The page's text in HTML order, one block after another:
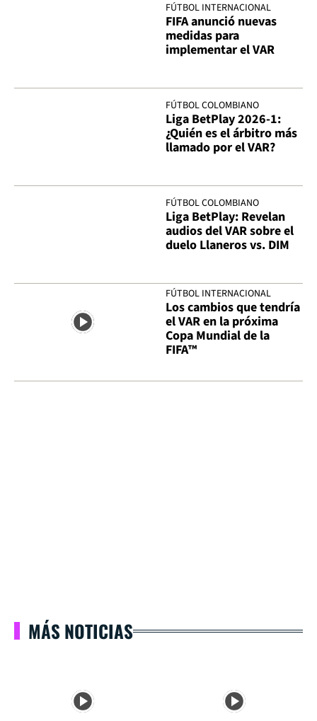
FÚTBOL INTERNACIONAL
FIFA anunció nuevas
medidas para
implementar el VAR
FÚTBOL COLOMBIANO
Liga BetPlay 2026-1:
¿Quién es el árbitro más
llamado por el VAR?
FÚTBOL COLOMBIANO
Liga BetPlay: Revelan
audios del VAR sobre el
duelo Llaneros vs. DIM
FÚTBOL INTERNACIONAL
Los cambios que tendría
el VAR en la próxima
Copa Mundial de la
FIFA™️
MÁS NOTICIAS